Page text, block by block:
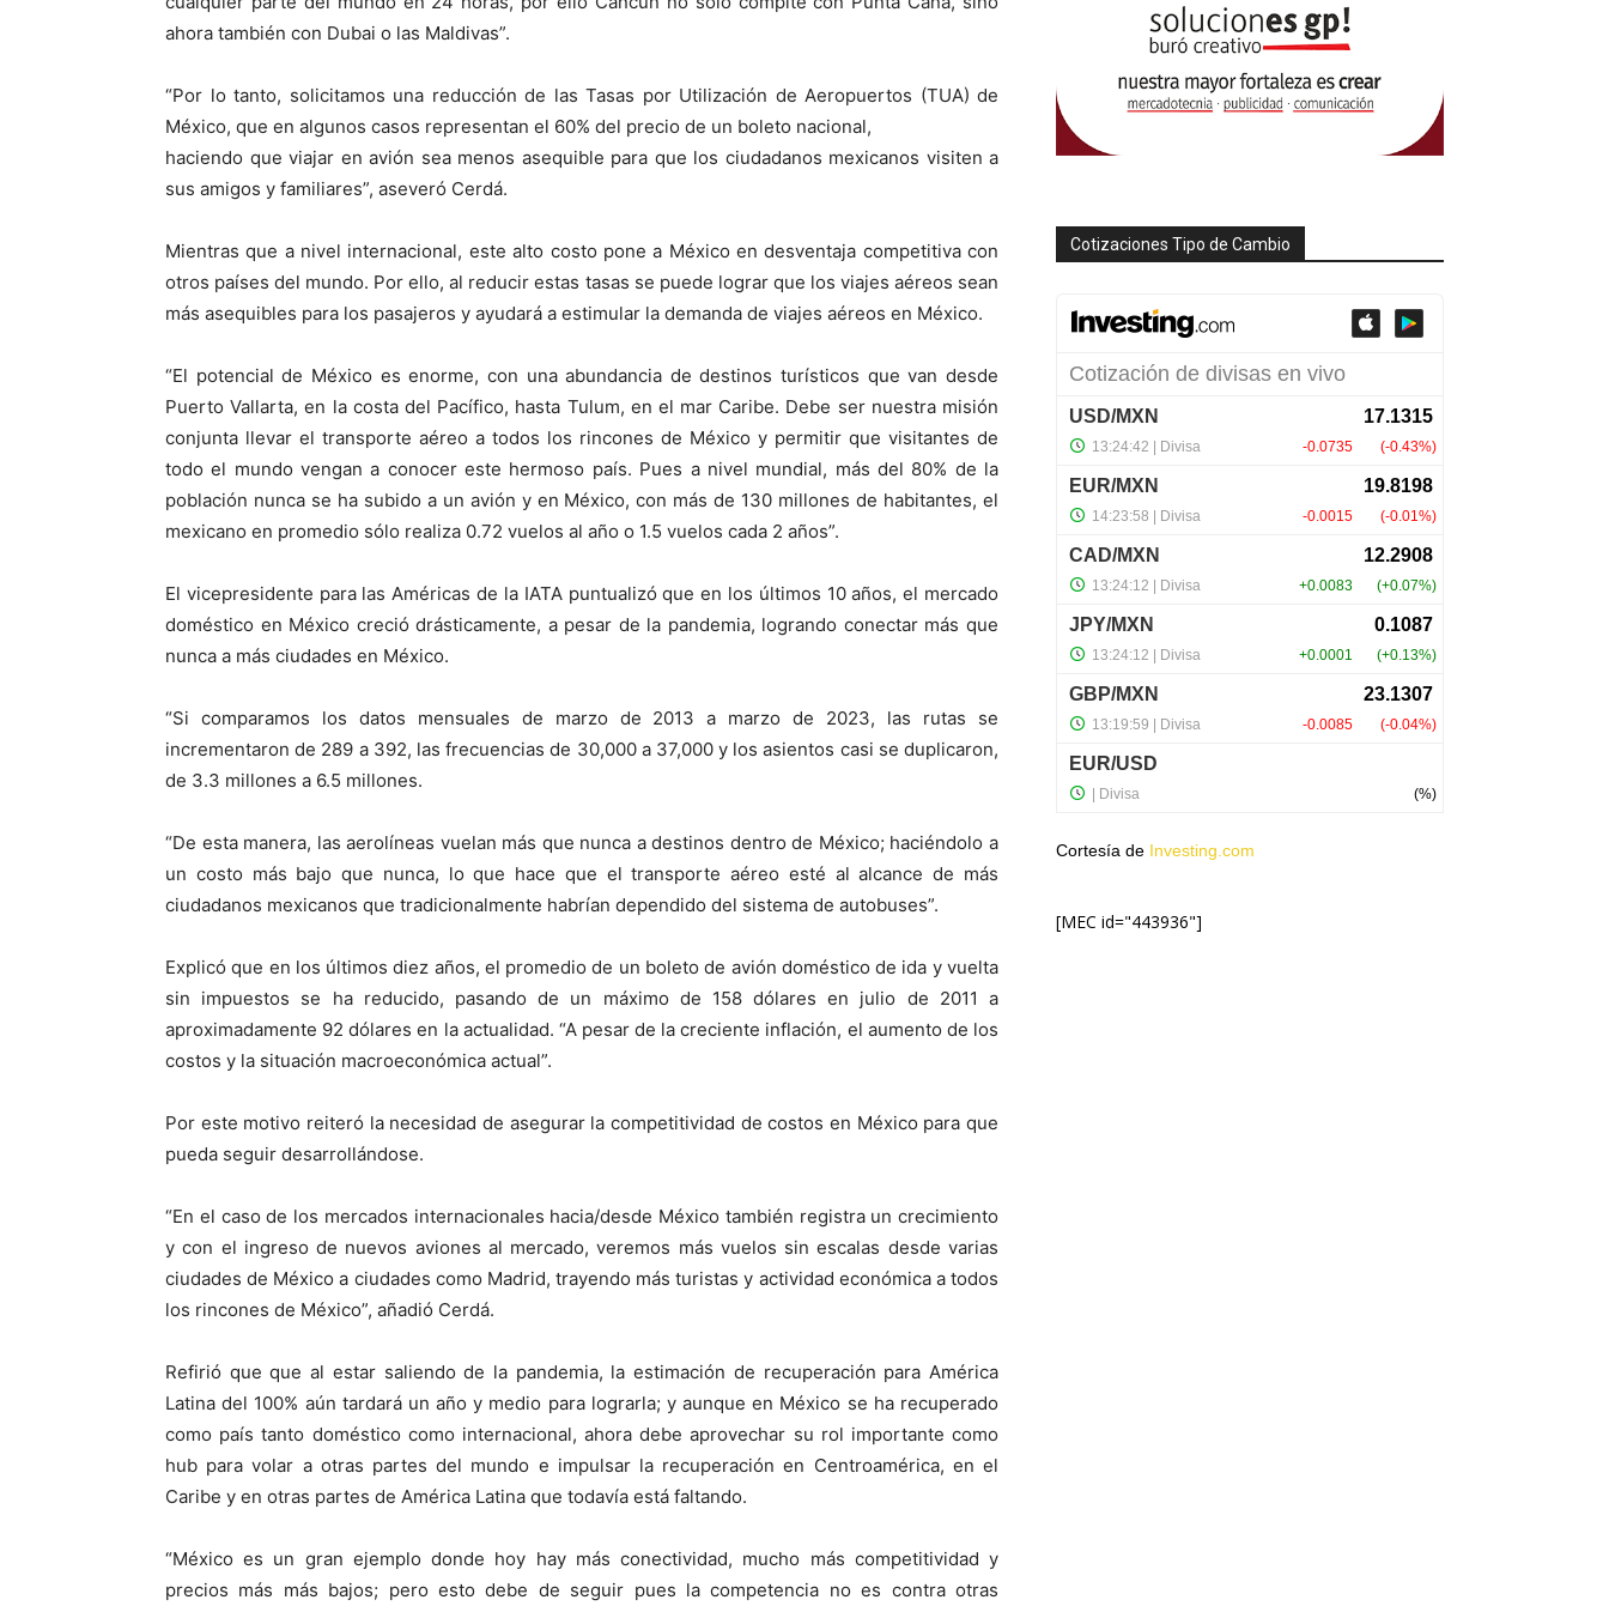
ahora también con Dubai o las Maldivas”.
“Por lo tanto, solicitamos una reducción de las Tasas por Utilización de Aeropuertos (TUA) de
México, que en algunos casos representan el 60% del precio de un boleto nacional,
haciendo que viajar en avión sea menos asequible para que los ciudadanos mexicanos visiten a
sus amigos y familiares”, aseveró Cerdá.
Mientras que a nivel internacional, este alto costo pone a México en desventaja competitiva con
otros países del mundo. Por ello, al reducir estas tasas se puede lograr que los viajes aéreos sean
más asequibles para los pasajeros y ayudará a estimular la demanda de viajes aéreos en México.
“El potencial de México es enorme, con una abundancia de destinos turísticos que van desde
Puerto Vallarta, en la costa del Pacífico, hasta Tulum, en el mar Caribe. Debe ser nuestra misión
conjunta llevar el transporte aéreo a todos los rincones de México y permitir que visitantes de
todo el mundo vengan a conocer este hermoso país. Pues a nivel mundial, más del 80% de la
población nunca se ha subido a un avión y en México, con más de 130 millones de habitantes, el
mexicano en promedio sólo realiza 0.72 vuelos al año o 1.5 vuelos cada 2 años”.
El vicepresidente para las Américas de la IATA puntualizó que en los últimos 10 años, el mercado
doméstico en México creció drásticamente, a pesar de la pandemia, logrando conectar más que
nunca a más ciudades en México.
“Si comparamos los datos mensuales de marzo de 2013 a marzo de 2023, las rutas se
incrementaron de 289 a 392, las frecuencias de 30,000 a 37,000 y los asientos casi se duplicaron,
de 3.3 millones a 6.5 millones.
“De esta manera, las aerolíneas vuelan más que nunca a destinos dentro de México; haciéndolo a
un costo más bajo que nunca, lo que hace que el transporte aéreo esté al alcance de más
ciudadanos mexicanos que tradicionalmente habrían dependido del sistema de autobuses”.
Explicó que en los últimos diez años, el promedio de un boleto de avión doméstico de ida y vuelta
sin impuestos se ha reducido, pasando de un máximo de 158 dólares en julio de 2011 a
aproximadamente 92 dólares en la actualidad. “A pesar de la creciente inflación, el aumento de los
costos y la situación macroeconómica actual”.
Por este motivo reiteró la necesidad de asegurar la competitividad de costos en México para que
pueda seguir desarrollándose.
“En el caso de los mercados internacionales hacia/desde México también registra un crecimiento
y con el ingreso de nuevos aviones al mercado, veremos más vuelos sin escalas desde varias
ciudades de México a ciudades como Madrid, trayendo más turistas y actividad económica a todos
los rincones de México”, añadió Cerdá.
Refirió que que al estar saliendo de la pandemia, la estimación de recuperación para América
Latina del 100% aún tardará un año y medio para lograrla; y aunque en México se ha recuperado
como país tanto doméstico como internacional, ahora debe aprovechar su rol importante como
hub para volar a otras partes del mundo e impulsar la recuperación en Centroamérica, en el
Caribe y en otras partes de América Latina que todavía está faltando.
“México es un gran ejemplo donde hoy hay más conectividad, mucho más competitividad y
precios más más bajos; pero esto debe de seguir pues la competencia no es contra otras
Cotizaciones Tipo de Cambio
Cortesía de Investing.com
[MEC id="443936"]